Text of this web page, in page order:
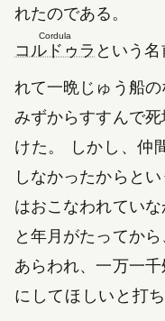
れたのである。
コルドゥラ
Cordula
という
れて一晩じゅう船の
みずからすすんで
けた。 しかし、仲
しなかったからと
はおこなわれてい
と年月がたってか
あらわれ、一万一
にしてほしいと打